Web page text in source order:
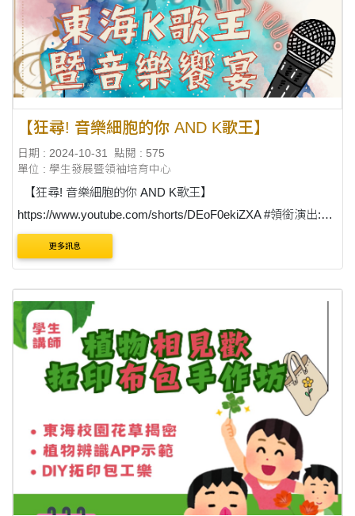
【狂尋! 音樂細胞的你 AND K歌王】
日期 : 2024-10-31
點閱 : 575
單位 : 學生發展暨領袖培育中心
https://www.youtube.com/shorts/DEoF0ekiZXA #領銜演出:
(excited)中文 子烜 (cute pose)企管 珮如 (sunglasses and
smile)哲學 浚璿 (uninterested)社會 雅竹 (smile)路人老....
更多訊息